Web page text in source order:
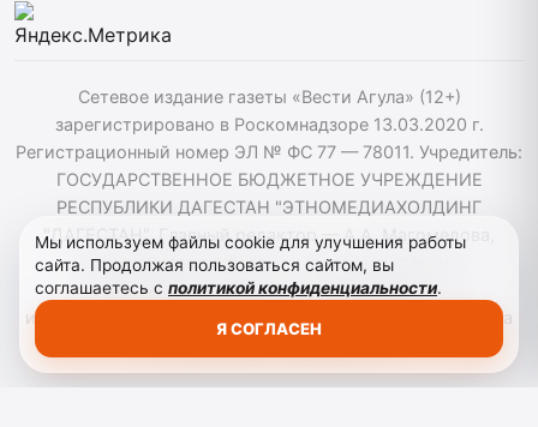
Сетевое издание газеты «Вести Агула» (12+)
зарегистрировано в Роскомнадзоре 13.03.2020 г.
Регистрационный номер ЭЛ № ФС 77 — 78011. Учредитель:
ГОСУДАРСТВЕННОЕ БЮДЖЕТНОЕ УЧРЕЖДЕНИЕ
РЕСПУБЛИКИ ДАГЕСТАН "ЭТНОМЕДИАХОЛДИНГ
"ДАГЕСТАН". Главный редактор — А.А. Магомедова,
vestiagul@etnomediadag.ru Телефон редакции:
+79898808732 Телефон: +79289864883. При
использовании материалов сайта активная гиперссылка
Мы используем файлы cookie для улучшения работы
сайта. Продолжая пользоваться сайтом, вы
соглашаетесь с политикой конфиденциальности.
Я СОГЛАСЕН